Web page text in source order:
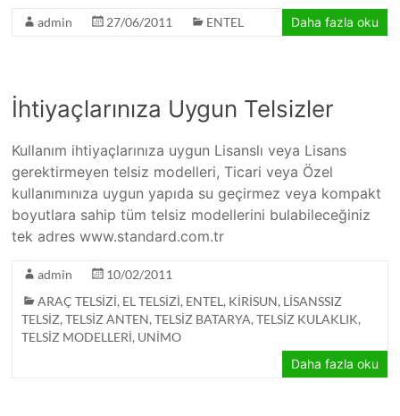
admin 27/06/2011 ENTEL Daha fazla oku
İhtiyaçlarınıza Uygun Telsizler
Kullanım ihtiyaçlarınıza uygun Lisanslı veya Lisans
gerektirmeyen telsiz modelleri, Ticari veya Özel
kullanımınıza uygun yapıda su geçirmez veya kompakt
boyutlara sahip tüm telsiz modellerini bulabileceğiniz
tek adres www.standard.com.tr
admin
10/02/2011
ARAÇ TELSİZİ, EL TELSİZİ, ENTEL , KİRİSUN, LİSANSSIZ
TELSİZ,TELSİZ ANTEN,TELSİZ BATARYA,TELSİZ KULAKLIK,
TELSİZ MODELLERİ, UNİMO
Daha fazla oku